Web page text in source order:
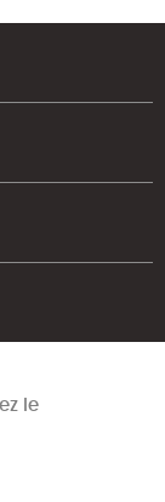
le